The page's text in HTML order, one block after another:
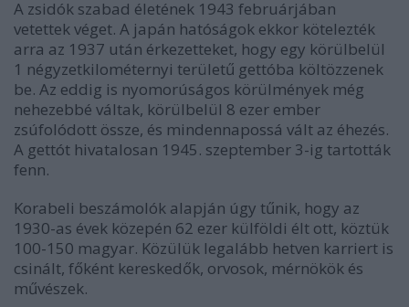
A zsidók szabad életének 1943 februárjában
vetettek véget. A japán hatóságok ekkor kötelezték
arra az 1937 után érkezetteket, hogy egy körülbelül
1 négyzetkilométernyi területű gettóba költözzenek
be. Az eddig is nyomorúságos körülmények még
nehezebbé váltak, körülbelül 8 ezer ember
zsúfolódott össze, és mindennapossá vált az éhezés.
A gettót hivatalosan 1945. szeptember 3-ig tartották
fenn.
Korabeli beszámolók alapján úgy tűnik, hogy az
1930-as évek közepén 62 ezer külföldi élt ott, köztük
100-150 magyar. Közülük legalább hetven karriert is
csinált, főként kereskedők, orvosok, mérnökök és
művészek.